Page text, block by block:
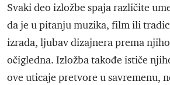
Svaki deo izložbe spaja različite
da je u pitanju muzika, film ili
izrada, ljubav dizajnera prema
očigledna. Izložba takođe ističe
ove uticaje pretvore u savremenu,